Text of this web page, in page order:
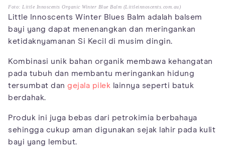
Foto: Little Innoscents Organic Winter Blue Balm (Littleinnoscents.com.au)
Little Innoscents Winter Blues Balm adalah balsem
bayi yang dapat menenangkan dan meringankan
ketidaknyamanan Si Kecil di musim dingin.
Kombinasi unik bahan organik membawa kehangatan
pada tubuh dan membantu meringankan hidung
tersumbat dan gejala pilek lainnya seperti batuk
berdahak.
Produk ini juga bebas dari petrokimia berbahaya
sehingga cukup aman digunakan sejak lahir pada kulit
bayi yang lembut.